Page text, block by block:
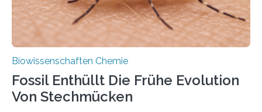
Biowissenschaften Chemie
Fossil Enthüllt Die Frühe Evolution
Von Stechmücken